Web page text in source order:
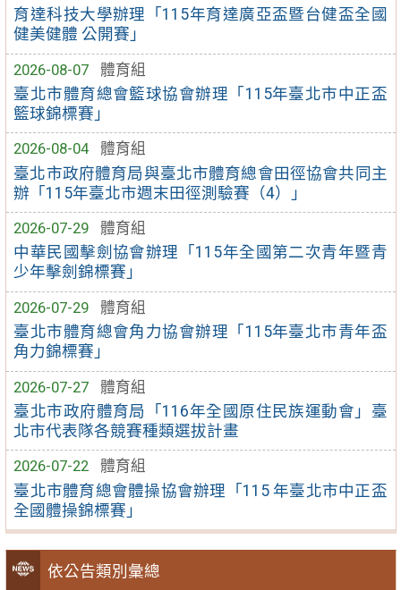
育達科技大學辦理「115年育達廣亞盃暨台健盃全國
健美健體 公開賽」
2026-08-07
體育組
臺北市體育總會籃球協會辦理「115年臺北市中正盃
籃球錦標賽」
2026-08-04
體育組
臺北市政府體育局與臺北市體育總會田徑協會共同主
辦「115年臺北市週末田徑測驗賽（4）」
2026-07-29
體育組
中華民國擊劍協會辦理「115年全國第二次青年暨青
少年擊劍錦標賽」
2026-07-29
體育組
臺北市體育總會角力協會辦理「115年臺北市青年盃
角力錦標賽」
2026-07-27
體育組
臺北市政府體育局「116年全國原住民族運動會」臺
北市代表隊各競賽種類選拔計畫
2026-07-22
體育組
臺北市體育總會體操協會辦理「115 年臺北市中正盃
全國體操錦標賽」
依公告類別彙總